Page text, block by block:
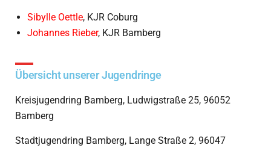
Sibylle Oettle, KJR Coburg
Johannes Rieber, KJR Bamberg
Übersicht unserer Jugendringe
Kreisjugendring Bamberg, Ludwigstraße 25, 96052
Bamberg
Stadtjugendring Bamberg, Lange Straße 2, 96047